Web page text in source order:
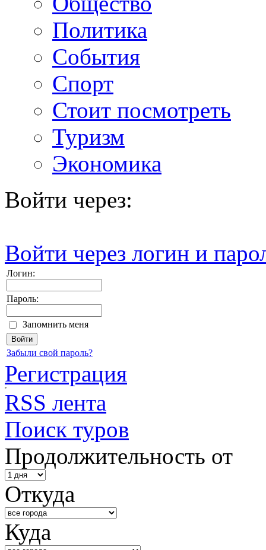
Политика
События
Спорт
Стоит посмотреть
Туризм
Экономика
Войти через:
Войти через логин и
Логин:
Пароль:
Запомнить меня
Забыли свой пароль?
Регистрация
RSS лента
Поиск туров
Продолжительность от
Откуда
Куда